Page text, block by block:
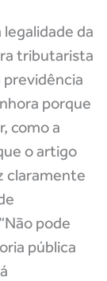
da
tributarista
porque
como a
o artigo
claramente
pode
pública